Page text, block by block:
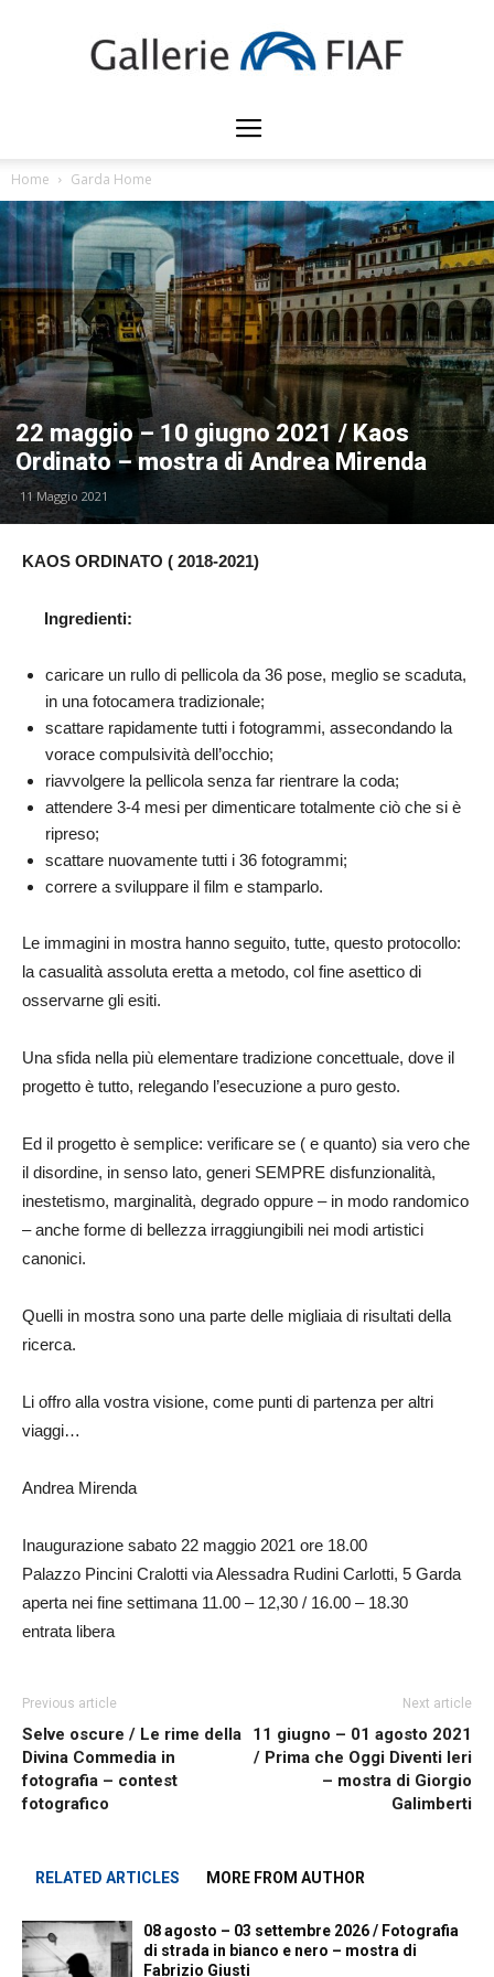
Gallerie
FIAF
Home Garda Home
22 maggio – 10 giugno 2021 / Kaos
Ordinato – mostra di Andrea Mirenda
11 Maggio 2021
KAOS ORDINATO ( 2018-2021)
Ingredienti:
caricare un rullo di pellicola da 36 pose, meglio se scaduta,
in una fotocamera tradizionale;
scattare rapidamente tutti i fotogrammi, assecondando la
vorace compulsività dell’occhio;
riavvolgere la pellicola senza far rientrare la coda;
attendere 3-4 mesi per dimenticare totalmente ciò che si è
ripreso;
scattare nuovamente tutti i 36 fotogrammi;
correre a sviluppare il film e stamparlo.
Le immagini in mostra hanno seguito, tutte, questo protocollo:
la casualità assoluta eretta a metodo, col fine asettico di
osservarne gli esiti.
Una sfida nella più elementare tradizione concettuale, dove il
progetto è tutto, relegando l’esecuzione a puro gesto.
Ed il progetto è semplice: verificare se ( e quanto) sia vero che
il disordine, in senso lato, generi SEMPRE disfunzionalità,
inestetismo, marginalità, degrado oppure – in modo randomico
– anche forme di bellezza irraggiungibili nei modi artistici
canonici.
Quelli in mostra sono una parte delle migliaia di risultati della
ricerca.
Li offro alla vostra visione, come punti di partenza per altri
viaggi…
Andrea Mirenda
Inaugurazione sabato 22 maggio 2021 ore 18.00
Palazzo Pincini Cralotti via Alessadra Rudini Carlotti, 5 Garda
aperta nei fine settimana 11.00 – 12,30 / 16.00 – 18.30
entrata libera
Previous article
Selve oscure / Le rime della
Divina Commedia in
fotografia – contest
fotografico
Next article
11 giugno – 01 agosto 2021
/ Prima che Oggi Diventi Ieri
– mostra di Giorgio
Galimberti
RELATED ARTICLES MORE FROM AUTHOR
08 agosto – 03 settembre 2026 / Fotografia
di strada in bianco e nero – mostra di
Fabrizio Giusti